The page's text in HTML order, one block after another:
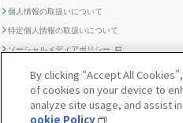
ディスクロージャー
ポリシー
編集方針
「SUBARUらしさ」を
際立たせる技術
2.環境技術
SUBARU Lab採用（中途）
販売会社グループ採用
SUBARU ハイブリッド車 レスキュ
ー時の取扱い
自動車リサイクル
個人情報の取扱いについて
特定個人情報の取扱いについて
ソーシャルメディアポリシー
お問い合わせ ／ よくあるご質問
クッキーポリシー
メディア
By clicking “Accept All
of cookies on your device to
analyze site usage, and assist
ookie Policy